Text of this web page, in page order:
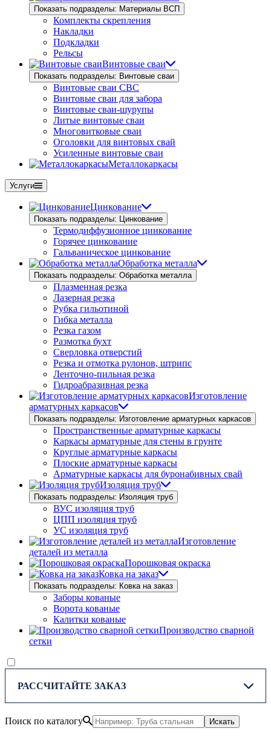
Показать подразделы: Материалы ВСП
Комплекты скрепления
Накладки
Подкладки
Рельсы
Винтовые сваи
Показать подразделы: Винтовые сваи
Винтовые сваи СВС
Винтовые сваи для забора
Винтовые сваи-шурупы
Литые винтовые сваи
Многовитковые сваи
Оголовки для винтовых свай
Усиленные винтовые сваи
Металлокаркасы
Услуги
Цинкование
Показать подразделы: Цинкование
Термодиффузионное цинкование
Горячее цинкование
Гальваническое цинкование
Обработка металла
Показать подразделы: Обработка металла
Плазменная резка
Лазерная резка
Рубка гильотиной
Гибка металла
Резка газом
Размотка бухт
Сверловка отверстий
Резка и отмотка рулонов, штрипс
Ленточно-пильная резка
Гидроабразивная резка
Изготовление
арматурных каркасов
Показать подразделы: Изготовление арматурных каркасов
Пространственные арматурные каркасы
Каркасы арматурные для стены в грунте
Круглые арматурные каркасы
Плоские арматурные каркасы
Арматурные каркасы для буронабивных свай
Изоляция труб
Показать подразделы: Изоляция труб
ВУС изоляция труб
ЦПП изоляция труб
УС изоляция труб
Изготовление
деталей из металла
Порошковая окраска
Ковка на заказ
Показать подразделы: Ковка на заказ
Заборы кованые
Ворота кованые
Калитки кованые
Производство сварной
сетки
РАССЧИТАЙТЕ ЗАКАЗ
Поиск по каталогу Искать